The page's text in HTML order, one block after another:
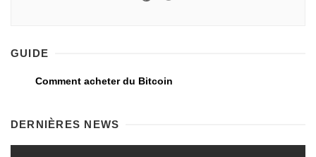
GUIDE
Comment acheter du Bitcoin
DERNIÈRES NEWS